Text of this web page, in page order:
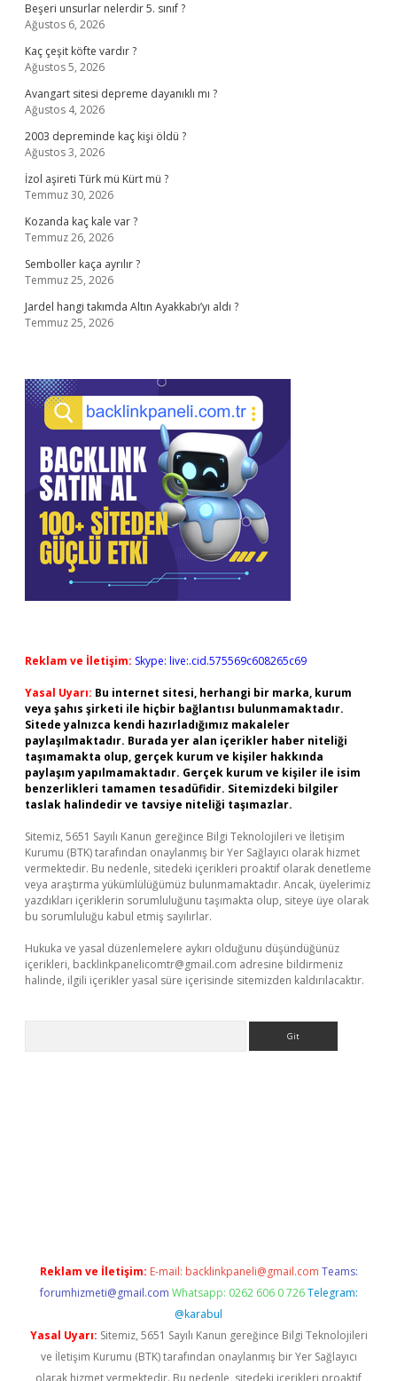
Beşeri unsurlar nelerdir 5. sınıf ?
Ağustos 6, 2026
Kaç çeşit köfte vardır ?
Ağustos 5, 2026
Avangart sitesi depreme dayanıklı mı ?
Ağustos 4, 2026
2003 depreminde kaç kişi öldü ?
Ağustos 3, 2026
İzol aşireti Türk mü Kürt mü ?
Temmuz 30, 2026
Kozanda kaç kale var ?
Temmuz 26, 2026
Semboller kaça ayrılır ?
Temmuz 25, 2026
Jardel hangi takımda Altın Ayakkabı’yı aldı ?
Temmuz 25, 2026
Reklam ve İletişim: Skype: live:.cid.575569c608265c69
Yasal Uyarı: Bu internet sitesi, herhangi bir marka, kurum
veya şahıs şirketi ile hiçbir bağlantısı bulunmamaktadır.
Sitede yalnızca kendi hazırladığımız makaleler
paylaşılmaktadır. Burada yer alan içerikler haber niteliği
taşımamakta olup, gerçek kurum ve kişiler hakkında
paylaşım yapılmamaktadır. Gerçek kurum ve kişiler ile isim
benzerlikleri tamamen tesadüfidir. Sitemizdeki bilgiler
taslak halindedir ve tavsiye niteliği taşımazlar.
Sitemiz, 5651 Sayılı Kanun gereğince Bilgi Teknolojileri ve İletişim
Kurumu (BTK) tarafından onaylanmış bir Yer Sağlayıcı olarak hizmet
vermektedir. Bu nedenle, sitedeki içerikleri proaktif olarak denetleme
veya araştırma yükümlülüğümüz bulunmamaktadır. Ancak, üyelerimiz
yazdıkları içeriklerin sorumluluğunu taşımakta olup, siteye üye olarak
bu sorumluluğu kabul etmiş sayılırlar.
Hukuka ve yasal düzenlemelere aykırı olduğunu düşündüğünüz
içerikleri, backlinkpanelicomtr@gmail.com adresine bildirmeniz
halinde, ilgili içerikler yasal süre içerisinde sitemizden kaldırılacaktır.
Reklam ve İletişim: E-mail: backlinkpaneli@gmail.com Teams:
forumhizmeti@gmail.com Whatsapp: 0262 606 0 726 Telegram:
@karabul
Yasal Uyarı: Sitemiz, 5651 Sayılı Kanun gereğince Bilgi Teknolojileri
ve İletişim Kurumu (BTK) tarafından onaylanmış bir Yer Sağlayıcı
olarak hizmet vermektedir. Bu nedenle, sitedeki içerikleri proaktif